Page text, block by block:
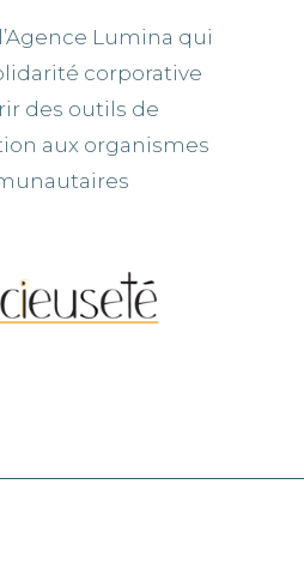
Agence Lumina qui
corporative
des outils de
aux organismes